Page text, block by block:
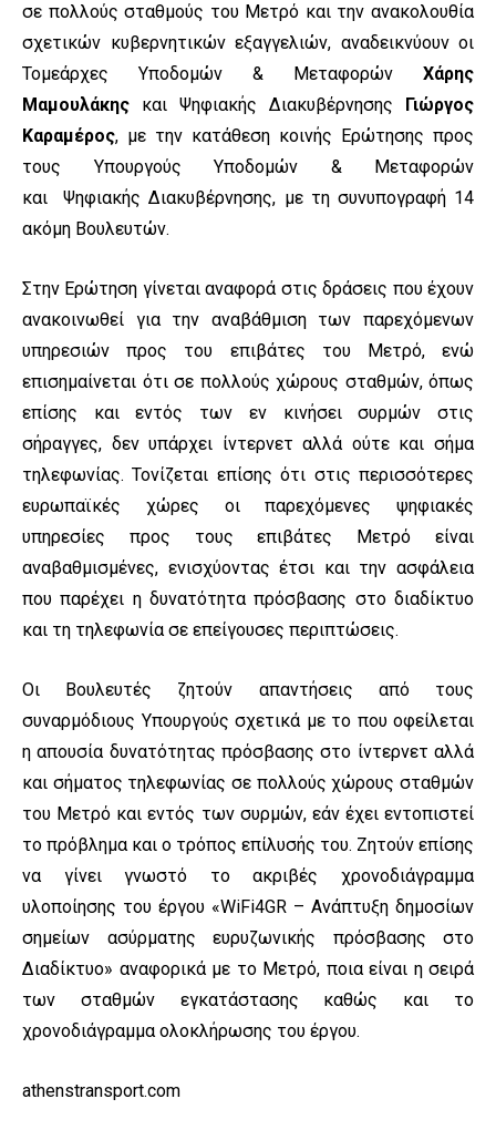
σε πολλούς σταθμούς του Μετρό και την ανακολουθία
σχετικών κυβερνητικών εξαγγελιών, αναδεικνύουν οι
Τομεάρχες Υποδομών & Μεταφορών Χάρης
Μαμουλάκης και Ψηφιακής Διακυβέρνησης
Γιώργος
Καραμέρος, με την κατάθεση κοινής Ερώτησης προς
τους Υπουργούς Υποδομών & Μεταφορών
και Ψηφιακής Διακυβέρνησης, με τη συνυπογραφή 14
ακόμη Βουλευτών.
Στην Ερώτηση γίνεται αναφορά στις δράσεις που έχουν
ανακοινωθεί για την αναβάθμιση των παρεχόμενων
υπηρεσιών προς του επιβάτες του Μετρό, ενώ
επισημαίνεται ότι σε πολλούς χώρους σταθμών, όπως
επίσης και εντός των εν κινήσει συρμών στις
σήραγγες, δεν υπάρχει ίντερνετ αλλά ούτε και σήμα
τηλεφωνίας. Τονίζεται επίσης ότι στις περισσότερες
ευρωπαϊκές χώρες οι παρεχόμενες ψηφιακές
υπηρεσίες προς τους επιβάτες Μετρό είναι
αναβαθμισμένες, ενισχύοντας έτσι και την ασφάλεια
που παρέχει η δυνατότητα πρόσβασης στο διαδίκτυο
και τη τηλεφωνία σε επείγουσες περιπτώσεις.
Οι Βουλευτές ζητούν απαντήσεις από τους
συναρμόδιους Υπουργούς σχετικά με το που οφείλεται
η απουσία δυνατότητας πρόσβασης στο ίντερνετ αλλά
και σήματος τηλεφωνίας σε πολλούς χώρους σταθμών
του Μετρό και εντός των συρμών, εάν έχει εντοπιστεί
το πρόβλημα και ο τρόπος επίλυσής του. Ζητούν επίσης
να γίνει γνωστό το ακριβές χρονοδιάγραμμα
υλοποίησης του έργου «WiFi4GR – Ανάπτυξη δημοσίων
σημείων ασύρματης ευρυζωνικής πρόσβασης στο
Διαδίκτυο» αναφορικά με το Μετρό, ποια είναι η σειρά
των σταθμών εγκατάστασης καθώς και το
χρονοδιάγραμμα ολοκλήρωσης του έργου.
athenstransport.com